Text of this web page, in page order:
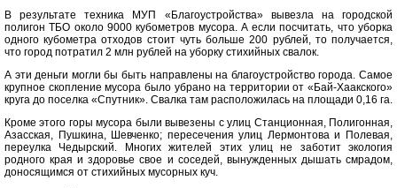
В результате техника МУП «Благоустройства» вывезла на городской
полигон ТБО около 9000 кубометров мусора. А если посчитать, что уборка
одного кубометра отходов стоит чуть больше 200 рублей, то получается,
что город потратил 2 млн рублей на уборку стихийных свалок.
А эти деньги могли бы быть направлены на благоустройство города. Самое
крупное скопление мусора было убрано на территории от «Бай-Хаакского»
круга до поселка «Спутник». Свалка там расположилась на площади 0,16 га.
Кроме этого горы мусора были вывезены с улиц Станционная, Полигонная,
Азасская, Пушкина, Шевченко; пересечения улиц Лермонтова и Полевая,
переулка Чедырский. Многих жителей этих улиц не заботит экология
родного края и здоровье свое и соседей, вынужденных дышать смрадом,
доносящимся от стихийных мусорных куч.